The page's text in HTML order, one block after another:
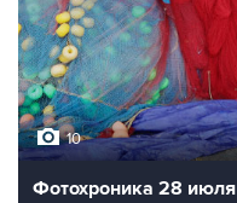
10
Фотохроника 28 июля